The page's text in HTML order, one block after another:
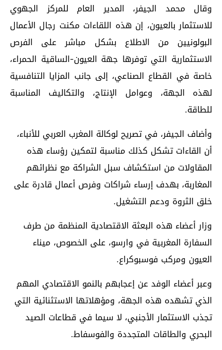
وقال محمد الجيفر، المدير العام للمركز الجهوي
للاستثمار بالعيون، إن هذه اللقاءات مكنت رجال الأعمال
البولونيين من الاطلاع بشكل مباشر على الفرص
الاستثمارية التي توفرها جهة العيون-الساقية الحمراء،
خاصة في القطاع الصناعي، إلى جانب المزايا التنافسية
لهذه الجهة، وعوامل الإنتاج، والتكاليف المناسبة
للطاقة.
وأضاف الجيفر، في تصريح لوكالة المغرب العربي للأنباء،
أن القاءات تشكل كذلك مناسبة لتمكين رؤساء هذه
المقاولات من استكشاف سبل الشراكة مع نظرائهم
المغاربة، بهدف إرساء شراكات وفرص أعمال قادرة على
خلق الثروة ودعم التشغيل.
وزار أعضاء هذه البعثة الاقتصادية المنظمة من طرف
السفارة المغربية في وارسو، على الخصوص، ميناء
العيون ومركب فوسبوكراع.
وعبر أعضاء الوفد عن إعجابهم بالنمو الاقتصادي المهم
الذي تشهده هذه الجهة، ومؤهلاتها الاستثنائية التي
تجذب الاستثمار الأجنبي، لا سيما في قطاعات الصيد
البحري والطاقات المتجددة والفوسفاط.